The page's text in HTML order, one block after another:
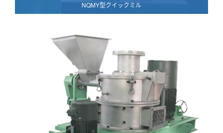
NQMY型クイックミル